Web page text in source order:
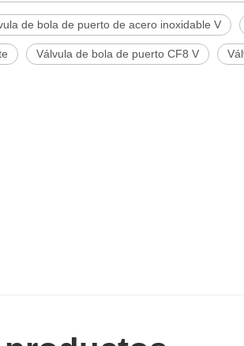
de bola de puerto de acero inoxidable V
Válvula de bola de puerto CF8 V